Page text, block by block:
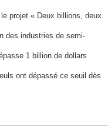
projet « Deux billions, deux
des industries de semi-
1 billion de dollars
ont dépassé ce seuil dès